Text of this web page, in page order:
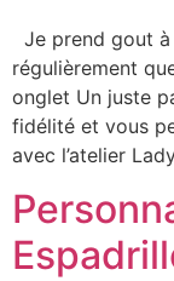
Je prend gout
régulièrement
onglet Un juste
fidélité et vous
avec l’atelier